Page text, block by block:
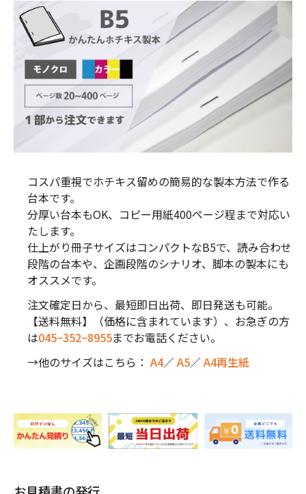
コスパ重視でホチキス留めの簡易的な製本方法で作る
台本です。
分厚い台本もOK、コピー用紙400ページ程まで対応い
たします。
仕上がり冊子サイズはコンパクトなB5で、読み合わせ
段階の台本や、企画段階のシナリオ、脚本の製本にも
オススメです。
注文確定日から、最短即日出荷、即日発送も可能。
【送料無料】（価格に含まれています）、お急ぎの方
は045−352−8955までお電話ください。
→他のサイズはこちら： A4／A5／A4再生紙